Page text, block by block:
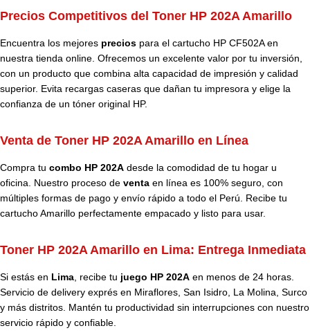
Precios Competitivos del Toner HP 202A Amarillo
Encuentra los mejores precios para el cartucho HP CF502A en
nuestra tienda online. Ofrecemos un excelente valor por tu inversión,
con un producto que combina alta capacidad de impresión y calidad
superior. Evita recargas caseras que dañan tu impresora y elige la
confianza de un tóner original HP.
Venta de Toner HP 202A Amarillo en Línea
Compra tu combo HP 202A desde la comodidad de tu hogar u
oficina. Nuestro proceso de venta en línea es 100% seguro, con
múltiples formas de pago y envío rápido a todo el Perú. Recibe tu
cartucho Amarillo perfectamente empacado y listo para usar.
Toner HP 202A Amarillo en Lima: Entrega Inmediata
Si estás en Lima , recibe tu juego HP 202A en menos de 24 horas.
Servicio de delivery exprés en Miraflores, San Isidro, La Molina, Surco
y más distritos. Mantén tu productividad sin interrupciones con nuestro
servicio rápido y confiable.